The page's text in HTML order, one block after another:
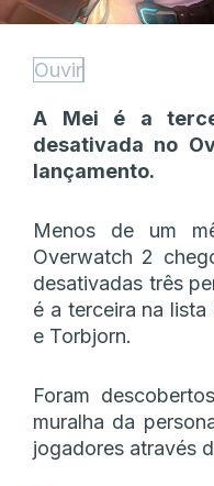
Ouvir
A Mei é a
desativada no
lançamento.
Menos de um
Overwatch 2
desativadas três
é a terceira na
e Torbjorn.
Foram
muralha da
jogadores através